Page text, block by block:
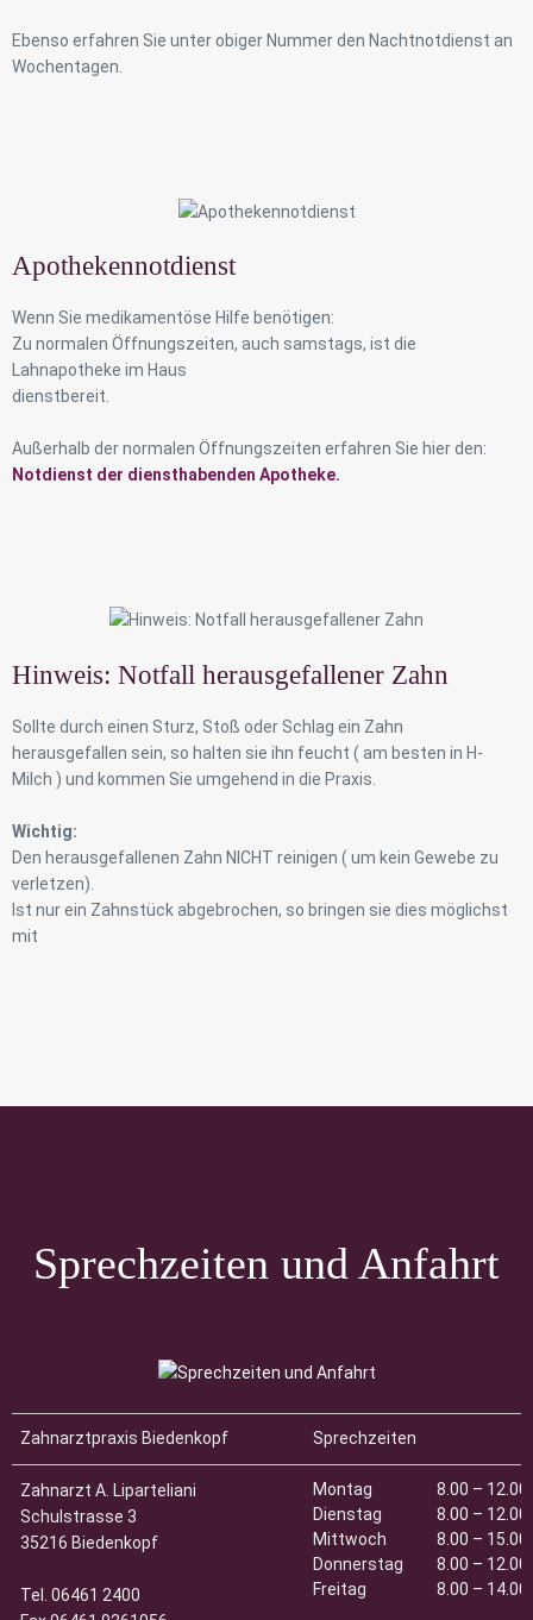
Ebenso erfahren Sie unter obiger Nummer den Nachtnotdienst an
Wochentagen.
Apothekennotdienst
Wenn Sie medikamentöse Hilfe benötigen:
Zu normalen Öffnungszeiten, auch samstags, ist die
Lahnapotheke im Haus
dienstbereit.
Außerhalb der normalen Öffnungszeiten erfahren Sie hier den:
Notdienst der diensthabenden Apotheke.
Hinweis: Notfall herausgefallener Zahn
Sollte durch einen Sturz, Stoß oder Schlag ein Zahn
herausgefallen sein, so halten sie ihn feucht ( am besten in H-
Milch ) und kommen Sie umgehend in die Praxis.
Wichtig:
Den herausgefallenen Zahn NICHT reinigen ( um kein Gewebe zu
verletzen).
Ist nur ein Zahnstück abgebrochen, so bringen sie dies möglichst
mit
Sprechzeiten und Anfahrt
Zahnarztpraxis Biedenkopf Sprechzeiten
Zahnarzt A. Liparteliani
Schulstrasse 3
35216 Biedenkopf
Tel. 06461 2400
Montag
Dienstag
Mittwoch
Donnerstag
Freitag
8.00 – 12.00
8.00 – 12.00
8.00 – 15.00
8.00 – 12.00
8.00 – 14.00